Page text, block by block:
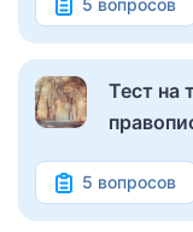
5 вопросов
Тест на
5 вопросов